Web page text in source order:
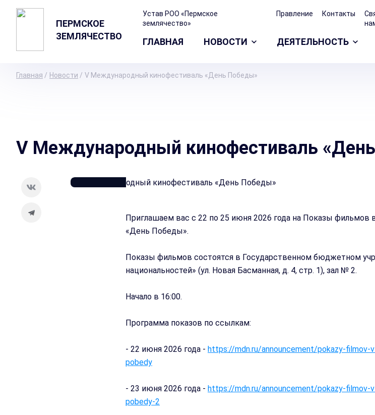
ПЕРМСКОЕ
ЗЕМЛЯЧЕСТВО
Устав РОО «Пермское
землячество»
Правление Контакты
ГЛАВНАЯ НОВОСТИ ДЕЯТЕЛЬНОСТЬ
Главная / Новости / V Международный кинофестиваль «День Победы»
V Международный кинофестиваль
18.06.2026
Приглашаем вас с 22 по 25 июня 2026 года на Показы фильмов
«День Победы».
Показы фильмов состоятся в Государственном бюджетном
национальностей» (ул. Новая Басманная, д. 4, стр. 1), зал № 2.
Начало в 16:00.
Программа показов по ссылкам:
- 22 июня 2026 года - https://mdn.ru/announcement/pokazy-filmov-
pobedy
- 23 июня 2026 года - https://mdn.ru/announcement/pokazy-filmov-
pobedy-2